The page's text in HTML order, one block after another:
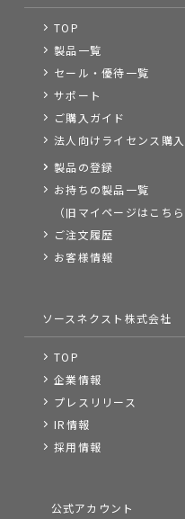
TOP
製品一覧
セール・優待一覧
サポート
ご購入ガイド
法人向けライセンス購入
製品の登録
お持ちの製品一覧
（旧マイページはこちら
ご注文履歴
お客様情報
ソースネクスト株式会社
TOP
企業情報
プレスリリース
IR情報
採用情報
公式アカウント